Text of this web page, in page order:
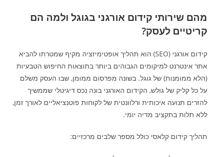
מהם שירותי קידום אורגני בגוגל ולמה הם
קריטיים לעסק?
קידום אורגני (SEO) הוא תהליך אופטימיזציה מקיף שמטרתו להביא
אתר אינטרנט למיקומים הגבוהים ביותר בתוצאות החיפוש הטבעיות
(הלא ממומנות) של גוגל. בשונה מפרסום ממומן, שבו העסק משלם
על כל קליק של גולש, הקידום האורגני בונה נכס דיגיטלי שממשיך
להזרים תנועה איכותית ורלוונטית של לקוחות פוטנציאליים לאורך זמן,
ללא תלות בתקציב מדיה יומי.
תהליך קידום קלאסי כולל מספר שלבים מרכזיים: